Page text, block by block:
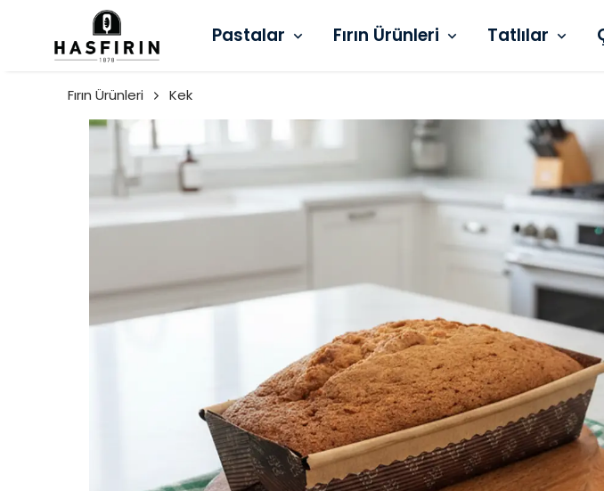
Pastalar Fırın Ürünleri Tatlılar
Fırın Ürünleri Kek